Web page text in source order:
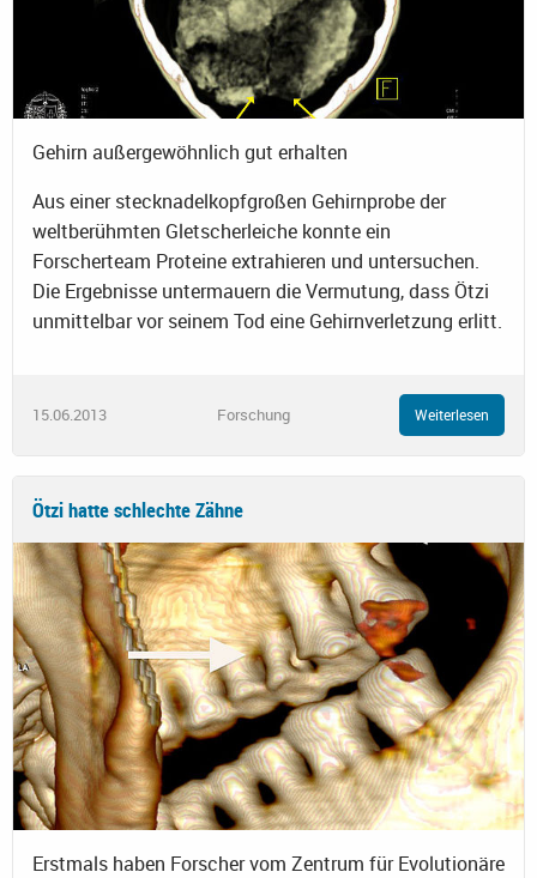
Gehirn außergewöhnlich gut erhalten
Aus einer stecknadelkopfgroßen Gehirnprobe der
weltberühmten Gletscherleiche konnte ein
Forscherteam Proteine extrahieren und untersuchen.
Die Ergebnisse untermauern die Vermutung, dass Ötzi
unmittelbar vor seinem Tod eine Gehirnverletzung erlitt.
15.06.2013 Forschung Weiterlesen
Ötzi hatte schlechte Zähne
Erstmals haben Forscher vom Zentrum für Evolutionäre